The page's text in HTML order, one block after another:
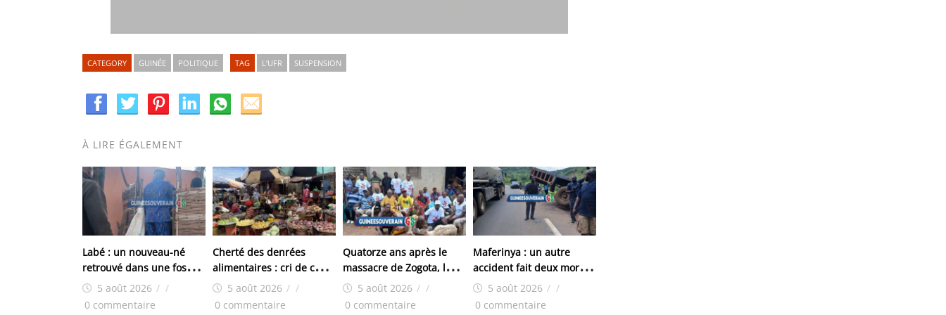
CATEGORY GUINÉE POLITIQUE TAG L’UFR SUSPENSION
À LIRE ÉGALEMENT
Labé : un nouveau-né
retrouvé dans une fosse
septique à Doghora
5 août 2026 / /
0 commentaire
Cherté des denrées
alimentaires : cri de cœur
des femmes du marché
de Yembeya
5 août 2026 / /
0 commentaire
Quatorze ans après le
massacre de Zogota, les
familles des victimes
réclament toujours
5 août 2026 / /
0 commentaire
Maferinya : un autre
accident fait deux morts à
Yoroyah
5 août 2026 / /
0 commentaire